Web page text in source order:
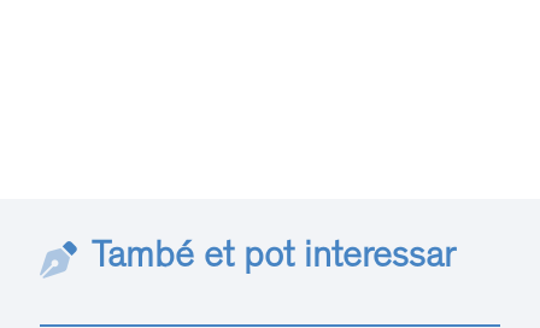
També et pot interessar